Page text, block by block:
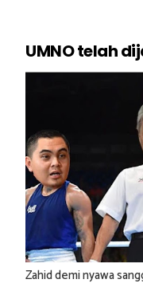
UMNO telah
Zahid demi nyawa